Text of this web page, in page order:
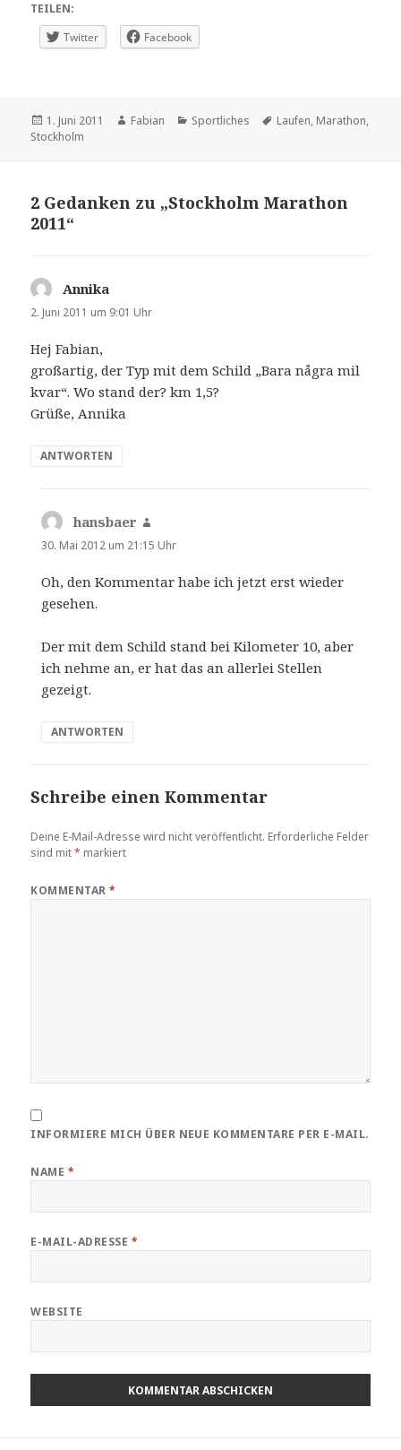
TEILEN:
Twitter
Facebook
Veröffentlicht
am
1. Juni 2011 Autor
Fabian Kategorien
Sportliches Schlagwörter
Laufen, Marathon,
Stockholm
2 Gedanken zu „Stockholm Marathon
2011“
Annika
2. Juni 2011 um 9:01 Uhr
Hej Fabian,
großartig, der Typ mit dem Schild „Bara några mil
kvar“. Wo stand der? km 1,5?
Grüße, Annika
ANTWORTEN
hansbaer
30. Mai 2012 um 21:15 Uhr
Oh, den Kommentar habe ich jetzt erst wieder
gesehen.
Der mit dem Schild stand bei Kilometer 10, aber
ich nehme an, er hat das an allerlei Stellen
gezeigt.
ANTWORTEN
Schreibe einen Kommentar
Deine E-Mail-Adresse wird nicht veröffentlicht. Erforderliche Felder
sind mit* markiert
KOMMENTAR*
INFORMIERE MICH ÜBER NEUE KOMMENTARE PER E-MAIL.
NAME *
E-MAIL-ADRESSE *
WEBSITE